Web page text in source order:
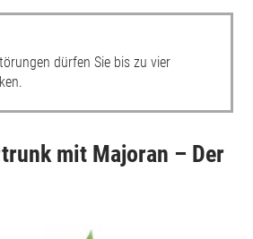
dürfen Sie bis zu vier
mit Majoran – Der